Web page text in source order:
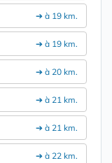
➔ à 19 km.
➔ à 19 km.
➔ à 20 km.
➔ à 21 km.
➔ à 21 km.
➔ à 22 km.